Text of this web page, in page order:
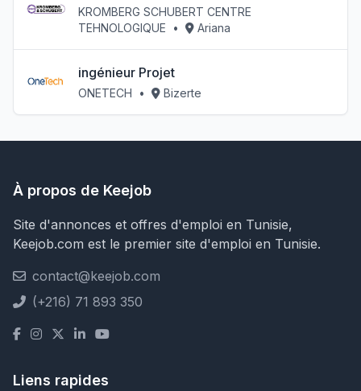
KROMBERG SCHUBERT CENTRE
TEHNOLOGIQUE
• Ariana
ingénieur Projet
ONETECH • Bizerte
À propos de Keejob
Site d'annonces et offres d'emploi en Tunisie,
Keejob.com est le premier site d'emploi en Tunisie.
contact@keejob.com
(+216) 71 893 350
Liens rapides